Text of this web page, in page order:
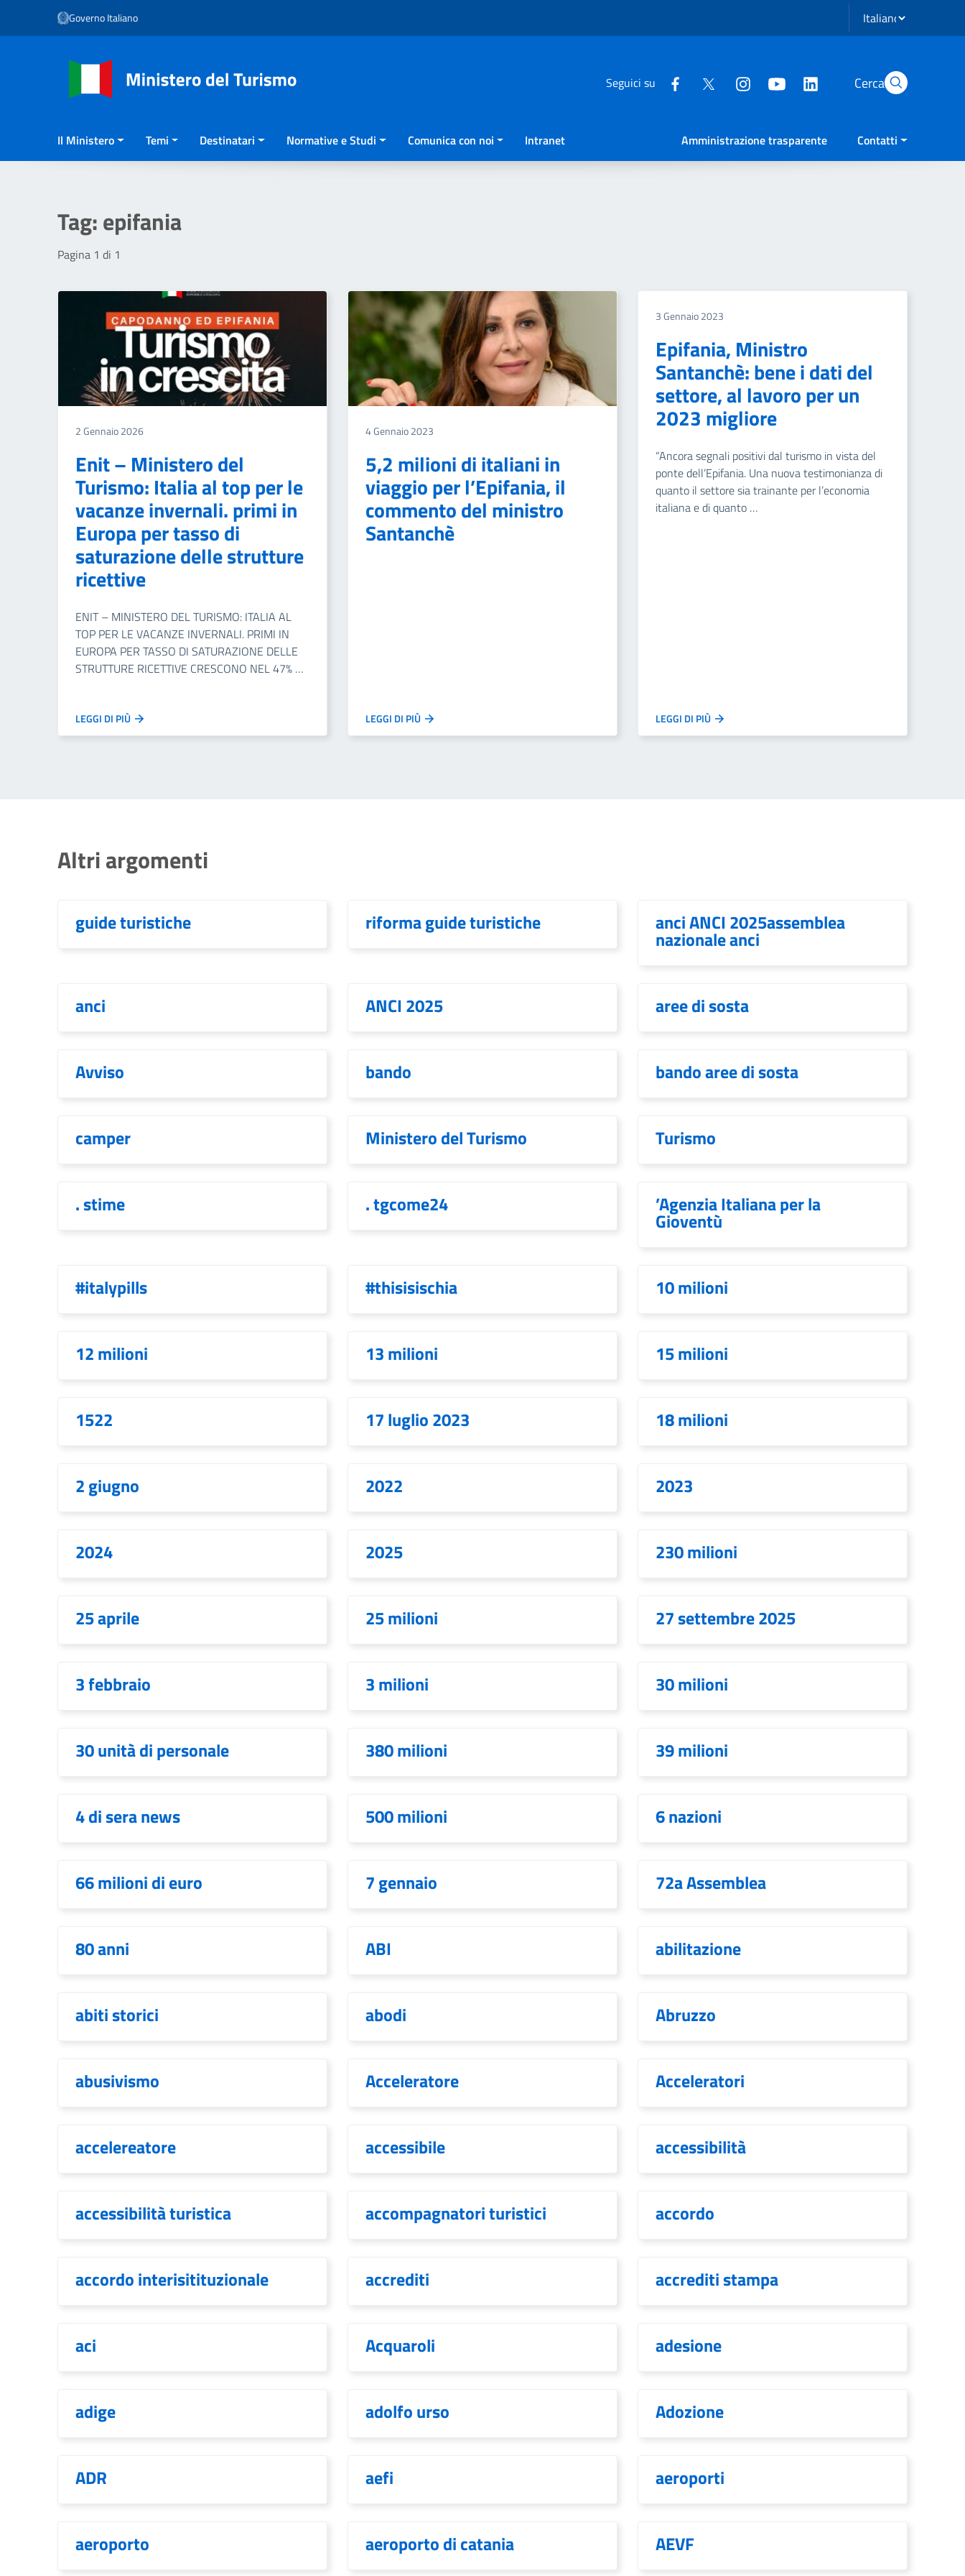
Vai ai contenuti
Vai al menu di navigazione
Governo Italiano Seleziona lingua
Seguici su Cerca
Il Ministero Temi Destinatari Normative e Studi Comunica con noi Intranet Amministrazione trasparente Contatti
Tag:epifania
Pagina 1 di 1
2 Gennaio 2026
Enit – Ministero del
Turismo: Italia al top per le
vacanze invernali. primi in
Europa per tasso di
saturazione delle strutture
ricettive
ENIT – MINISTERO DEL TURISMO: ITALIA AL
TOP PER LE VACANZE INVERNALI. PRIMI IN
EUROPA PER TASSO DI SATURAZIONE DELLE
STRUTTURE RICETTIVE CRESCONO NEL 47% …
LEGGI DI PIÙ
4 Gennaio 2023
5,2 milioni di italiani in
viaggio per l’Epifania, il
commento del ministro
Santanchè
LEGGI DI PIÙ
3 Gennaio 2023
Epifania, Ministro
Santanchè: bene i dati del
settore, al lavoro per un
2023 migliore
“Ancora segnali positivi dal turismo in vista del
ponte dell’Epifania. Una nuova testimonianza di
quanto il settore sia trainante per l’economia
italiana e di quanto …
LEGGI DI PIÙ
Altri argomenti
guide turistiche riforma guide turistiche anci ANCI 2025assemblea
nazionale anci
anci ANCI 2025 aree di sosta
Avviso bando bando aree di sosta
camper Ministero del Turismo Turismo
. stime . tgcome24 ’Agenzia Italiana per la
Gioventù
#italypills #thisisischia 10 milioni
12 milioni 13 milioni 15 milioni
1522 17 luglio 2023 18 milioni
2 giugno 2022 2023
2024 2025 230 milioni
25 aprile 25 milioni 27 settembre 2025
3 febbraio 3 milioni 30 milioni
30 unità di personale 380 milioni 39 milioni
4 di sera news 500 milioni 6 nazioni
66 milioni di euro 7 gennaio 72a Assemblea
80 anni ABI abilitazione
abiti storici abodi Abruzzo
abusivismo Acceleratore Acceleratori
accelereatore accessibile accessibilità
accessibilità turistica accompagnatori turistici accordo
accordo interisitituzionale accrediti accrediti stampa
aci Acquaroli adesione
adige adolfo urso Adozione
ADR aefi aeroporti
aeroporto aeroporto di catania AEVF